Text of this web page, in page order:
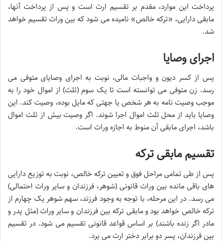
پرداخت این موارد، مقدم بر تقسیم ارث است و پس از پرداخت آنها،
مابقی دارایی، «ترکه خالص» نامیده می شود که بین وراث تقسیم خواهد
شد.
اجرای وصایا
پس از کسر دیون و واجبات مالی، نوبت به اجرای وصایای متوفی می
رسد. زن متوفی می توانسته است تا یک سوم (ثلث) از اموال خود را به
موجب وصیت نامه به هر شخص یا جهتی که مایل بوده، وصیت کند. این
وصایا باید از محل ثلث اموال اجرا شوند. اگر وصیت بیش از ثلث اموال
باشد، اجرای مابقی آن منوط به اجازه وراث است.
تقسیم مابقی ترکه
پس از طی تمامی مراحل فوق و تعیین ترکه خالص، نوبت به توزیع دارایی
های باقی مانده بین وراث قانونی (شوهر، فرزندان و سایر وراث احتمالی)
می رسد. در این مرحله، با توجه به وجود فرزند، سهم شوهر یک چهارم از
ترکه خالص خواهد بود و مابقی ترکه بین فرزندان و سایر وراث (مثل پدر و
مادر اگر زنده باشند) بر اساس قواعد قانونی تقسیم می شود. در تقسیم
بین فرزندان، پسر دو برابر دختر ارث می برد.